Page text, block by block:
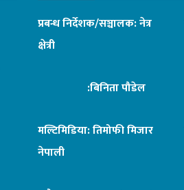
प्रबन्ध निर्देशक/सञ्चालक: नेत्र
क्षेत्री
:बिनिता पौडेल
मल्टिमिडिया: तिमोफी मिजार
नेपाली